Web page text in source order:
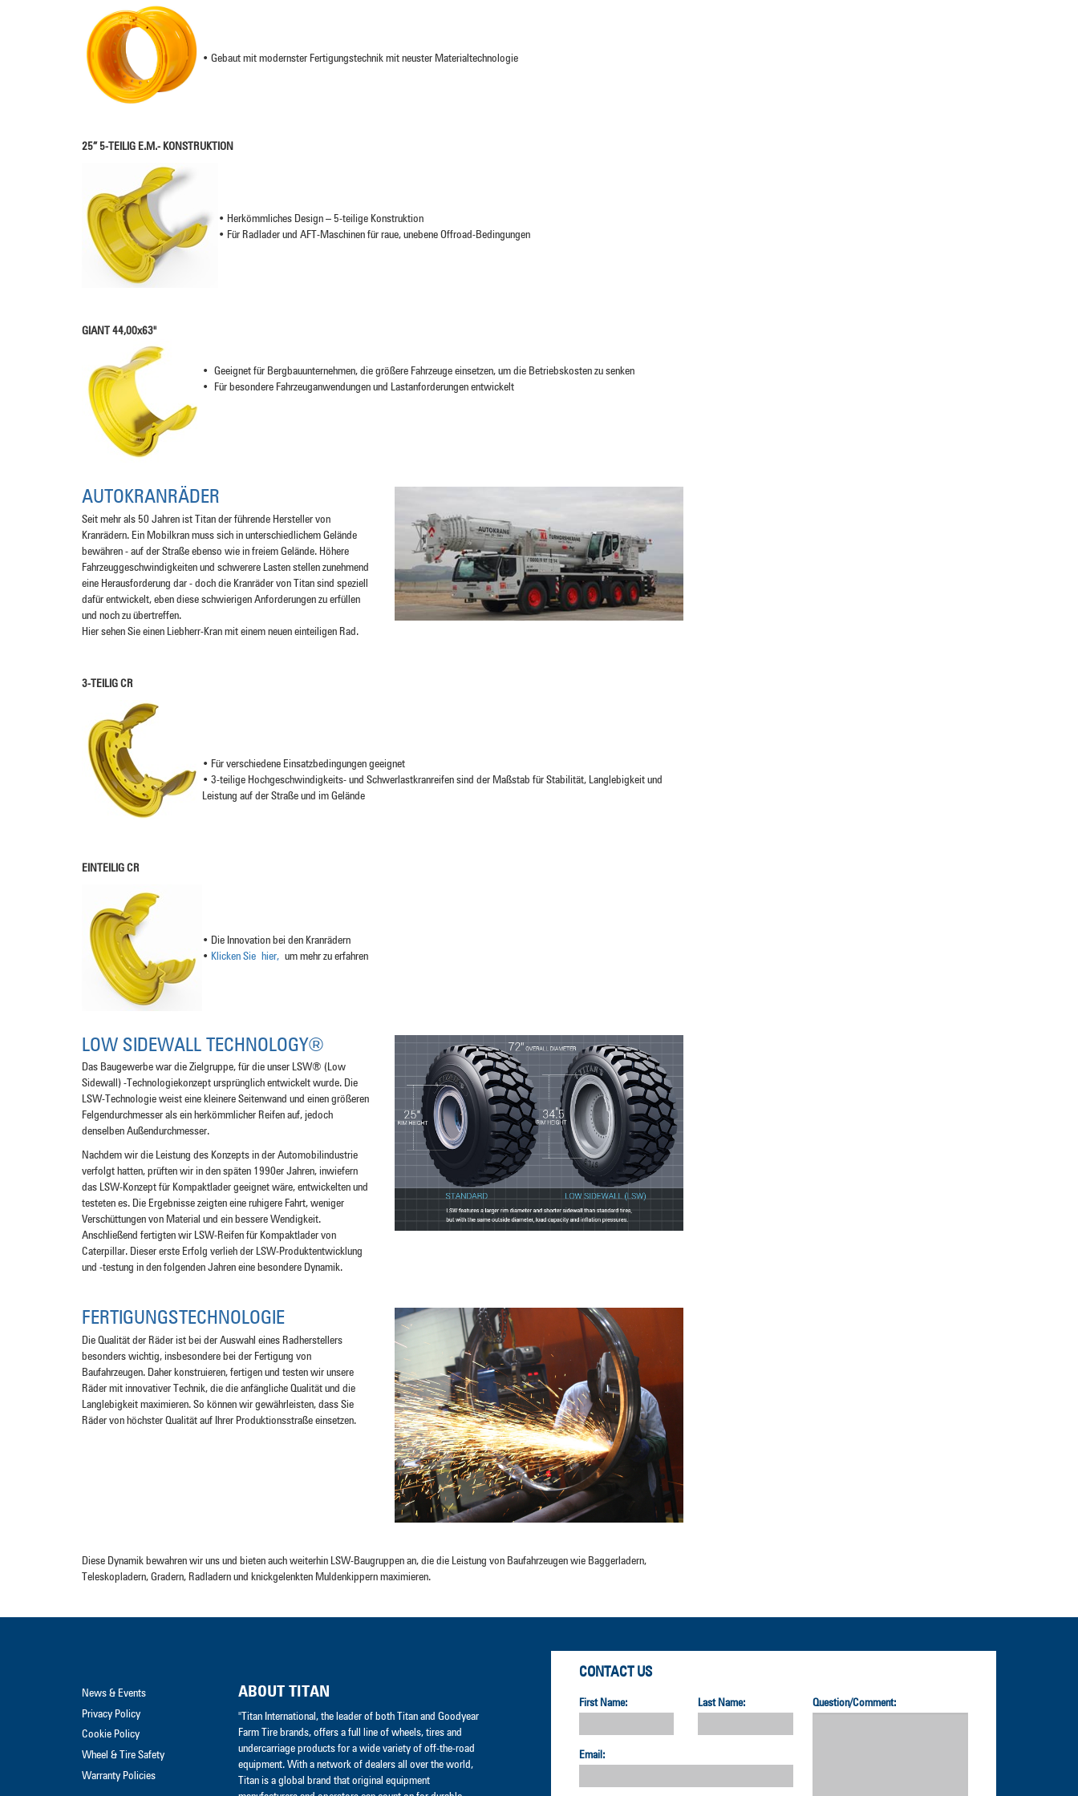
• Gebaut mit modernster Fertigungstechnik mit neuster Materialtechnologie
25” 5-TEILIG E.M.- KONSTRUKTION
• Herkömmliches Design – 5-teilige Konstruktion
• Für Radlader und AFT-Maschinen für raue, unebene Offroad-Bedingungen
GIANT 44,00x63"
• Geeignet für Bergbauunternehmen, die größere Fahrzeuge einsetzen, um die Betriebskosten zu senken
•
Für besondere Fahrzeuganwendungen und Lastanforderungen entwickelt
AUTOKRANRÄDER
Seit mehr als 50 Jahren ist Titan der führende Hersteller von
Kranrädern. Ein Mobilkran muss sich in unterschiedlichem Gelände
bewähren - auf der Straße ebenso wie in freiem Gelände. Höhere
Fahrzeuggeschwindigkeiten und schwerere Lasten stellen zunehmend
eine Herausforderung dar - doch die Kranräder von Titan sind speziell
dafür entwickelt, eben diese schwierigen Anforderungen zu erfüllen
und noch zu übertreffen.
Hier sehen Sie einen Liebherr-Kran mit einem neuen einteiligen Rad.
3-TEILIG CR
• Für verschiedene Einsatzbedingungen geeignet
• 3-teilige Hochgeschwindigkeits- und Schwerlastkranreifen sind der Maßstab für Stabilität, Langlebigkeit und
Leistung auf der Straße und im Gelände
EINTEILIG CR
• Die Innovation bei den Kranrädern
• Klicken Sie hier, um mehr zu erfahren
LOW SIDEWALL TECHNOLOGY®
Das Baugewerbe war die Zielgruppe, für die unser LSW® (Low
Sidewall) -Technologiekonzept ursprünglich entwickelt wurde. Die
LSW-Technologie weist eine kleinere Seitenwand und einen größeren
Felgendurchmesser als ein herkömmlicher Reifen auf, jedoch
denselben Außendurchmesser.
Nachdem wir die Leistung des Konzepts in der Automobilindustrie
verfolgt hatten, prüften wir in den späten 1990er Jahren, inwiefern
das LSW-Konzept für Kompaktlader geeignet wäre, entwickelten und
testeten es. Die Ergebnisse zeigten eine ruhigere Fahrt, weniger
Verschüttungen von Material und ein bessere Wendigkeit.
Anschließend fertigten wir LSW-Reifen für Kompaktlader von
Caterpillar. Dieser erste Erfolg verlieh der LSW-Produktentwicklung
und -testung in den folgenden Jahren eine besondere Dynamik.
FERTIGUNGSTECHNOLOGIE
Die Qualität der Räder ist bei der Auswahl eines Radherstellers
besonders wichtig, insbesondere bei der Fertigung von
Baufahrzeugen. Daher konstruieren, fertigen und testen wir unsere
Räder mit innovativer Technik, die die anfängliche Qualität und die
Langlebigkeit maximieren. So können wir gewährleisten, dass Sie
Räder von höchster Qualität auf Ihrer Produktionsstraße einsetzen.
Diese Dynamik bewahren wir uns und bieten auch weiterhin LSW-Baugruppen an, die die Leistung von Baufahrzeugen wie Baggerladern,
Teleskopladern, Gradern, Radladern und knickgelenkten Muldenkippern maximieren.
CONTACT US
First Name: Last Name:
Email:
Question/Comment:
ABOUT TITAN
"Titan International, the leader of both Titan and Goodyear
Farm Tire brands, offers a full line of wheels, tires and
undercarriage products for a wide variety of off-the-road
equipment. With a network of dealers all over the world,
Titan is a global brand that original equipment
News & Events
Privacy Policy
Cookie Policy
Wheel & Tire Safety
Warranty Policies